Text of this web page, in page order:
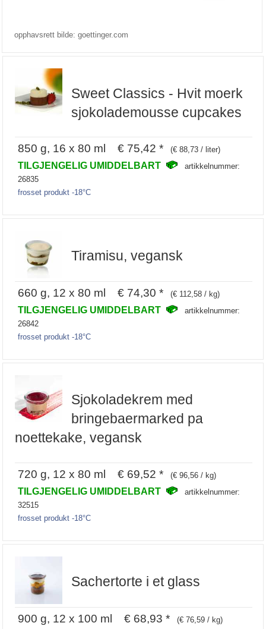
opphavsrett bilde: goettinger.com
Sweet Classics - Hvit moerk
sjokolademousse cupcakes
850 g, 16 x 80 ml € 75,42 * (€ 88,73 / liter)
TILGJENGELIG UMIDDELBART
artikkelnummer:
26835
frosset produkt -18°C
Tiramisu, vegansk
660 g, 12 x 80 ml € 74,30 * (€ 112,58 / kg)
TILGJENGELIG UMIDDELBART
artikkelnummer:
26842
frosset produkt -18°C
Sjokoladekrem med
bringebaermarked pa
noettekake, vegansk
720 g, 12 x 80 ml € 69,52 * (€ 96,56 / kg)
TILGJENGELIG UMIDDELBART
artikkelnummer:
32515
frosset produkt -18°C
Sachertorte i et glass
900 g, 12 x 100 ml € 68,93 * (€ 76,59 / kg)